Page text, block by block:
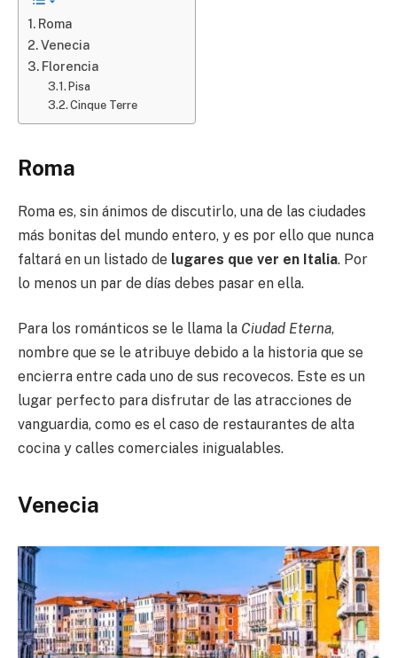
Roma
Venecia
Florencia
Pisa
Cinque Terre
Roma
Roma es, sin ánimos de discutirlo, una de las ciudades
más bonitas del mundo entero, y es por ello que nunca
faltará en un listado de lugares que ver en Italia. Por
lo menos un par de días debes pasar en ella.
Para los románticos se le llama la Ciudad Eterna,
nombre que se le atribuye debido a la historia que se
encierra entre cada uno de sus recovecos. Este es un
lugar perfecto para disfrutar de las atracciones de
vanguardia, como es el caso de restaurantes de alta
cocina y calles comerciales inigualables.
Venecia